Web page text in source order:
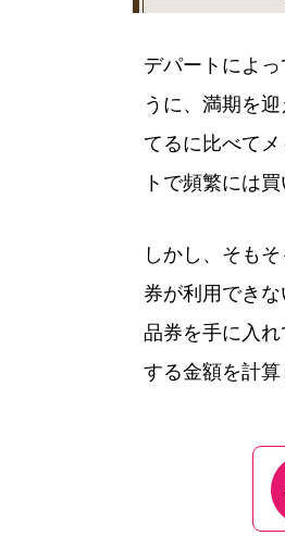
デパートによ
うに、満期を
てるに比べて
トで頻繁には
しかし、そも
券が利用でき
品券を手に入
する金額を計算